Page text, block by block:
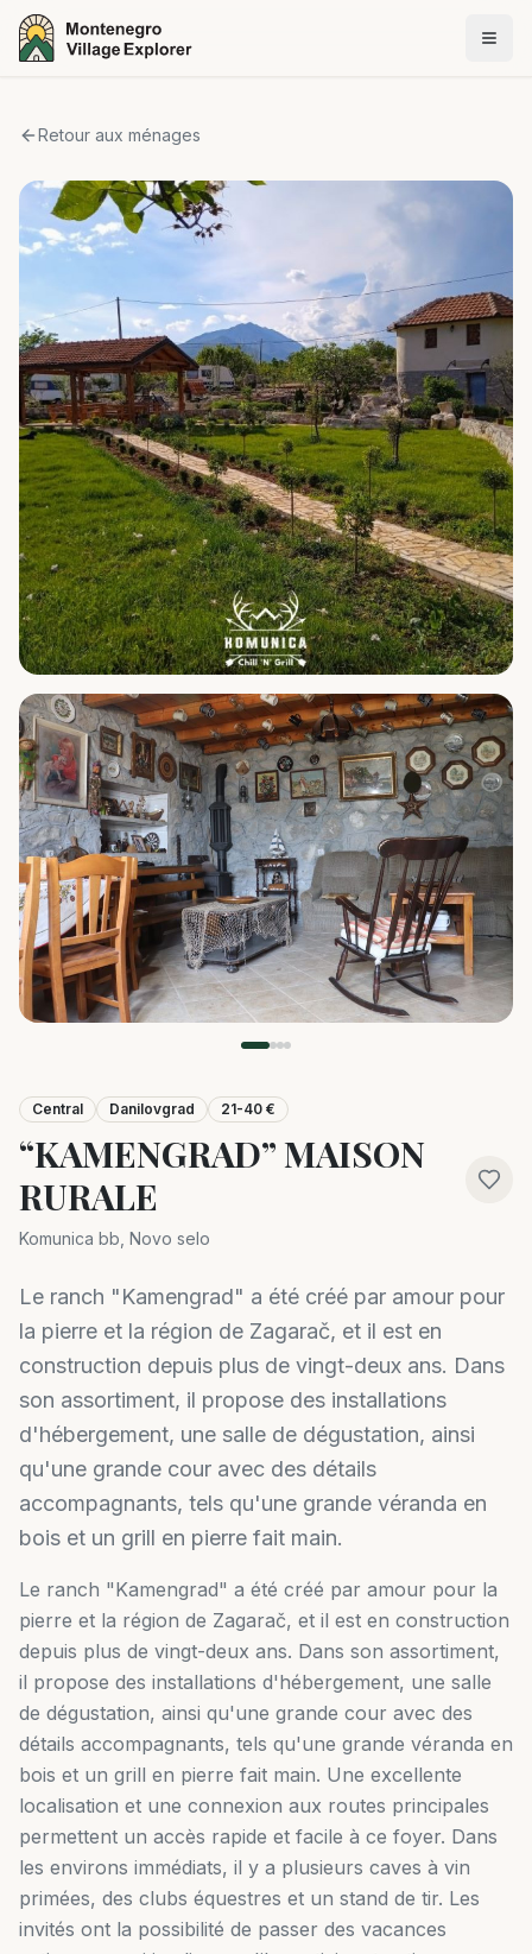
Retour aux ménages
Central Danilovgrad 21-40 €
“KAMENGRAD” MAISON
RURALE
Komunica bb, Novo selo
Le ranch "Kamengrad" a été créé par amour pour
la pierre et la région de Zagarač, et il est en
construction depuis plus de vingt-deux ans. Dans
son assortiment, il propose des installations
d'hébergement, une salle de dégustation, ainsi
qu'une grande cour avec des détails
accompagnants, tels qu'une grande véranda en
bois et un grill en pierre fait main.
Le ranch "Kamengrad" a été créé par amour pour la
pierre et la région de Zagarač, et il est en construction
depuis plus de vingt-deux ans. Dans son assortiment,
il propose des installations d'hébergement, une salle
de dégustation, ainsi qu'une grande cour avec des
détails accompagnants, tels qu'une grande véranda en
bois et un grill en pierre fait main. Une excellente
localisation et une connexion aux routes principales
permettent un accès rapide et facile à ce foyer. Dans
les environs immédiats, il y a plusieurs caves à vin
primées, des clubs équestres et un stand de tir. Les
invités ont la possibilité de passer des vacances